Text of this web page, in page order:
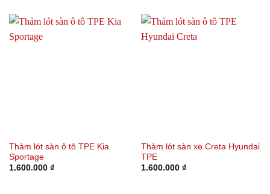
Thảm lót sàn ô tô TPE Kia
Sportage
1.600.000 ₫
Thảm lót sàn xe Creta Hyundai
TPE
1.600.000 ₫